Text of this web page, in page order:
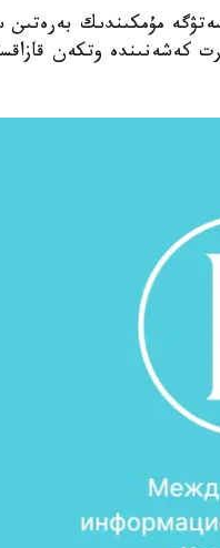
مۇمكىندىك
كەشەنىندە وتكەن